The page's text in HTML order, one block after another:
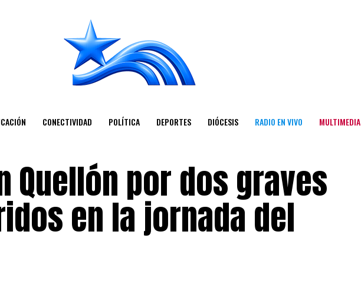
CONECTIVIDAD POLÍTICA DEPORTES DIÓCESIS RADIO EN VIVO MULTIMEDIA
Quellón por dos graves
en la jornada del